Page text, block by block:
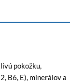
pokožku,
B6, E), minerálov a